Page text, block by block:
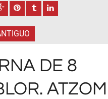
DE 8